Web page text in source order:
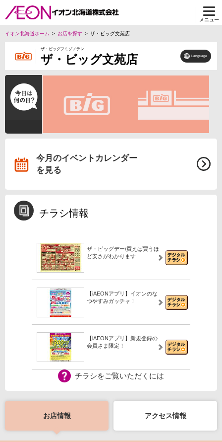
メニュー
イオン北海道ホーム お店を探す ザ・ビッグ文苑店
ザ・ビッグフミゾノテン
ザ・ビッグ文苑店 Language
今月のイベントカレンダー
を見る
チラシ情報
ザ・ビッグデー/買えば買うほ
ど安さがわかります
【iAEONアプリ】イオンのな
つやすみガッチャ！
【iAEONアプリ】新規登録の
会員さま限定！
チラシをご覧いただくには
お店情報 アクセス情報